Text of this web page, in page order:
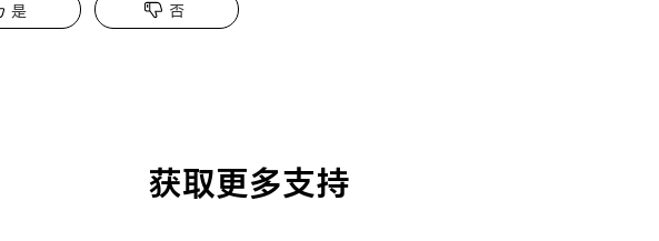
是 否
获取更多支持